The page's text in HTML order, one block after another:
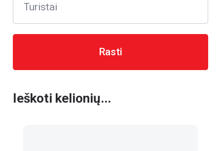
Turistai
Rasti
Ieškoti kelionių...